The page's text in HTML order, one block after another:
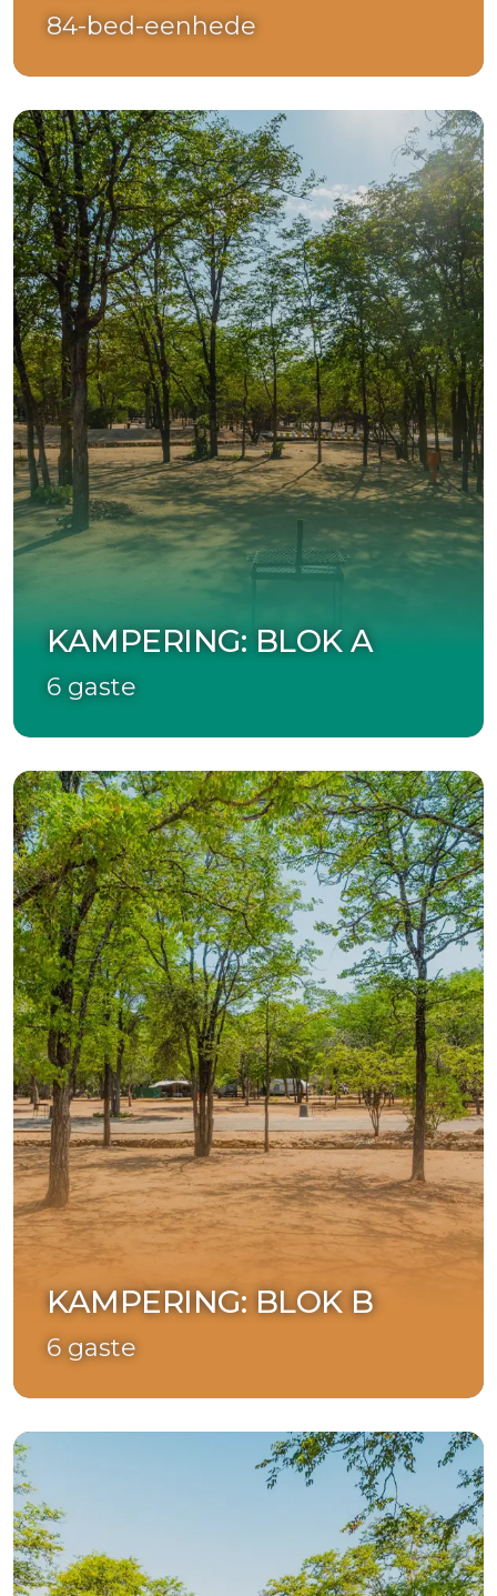
84-bed-eenhede
KAMPERING: BLOK A
6 gaste
KAMPERING: BLOK B
6 gaste